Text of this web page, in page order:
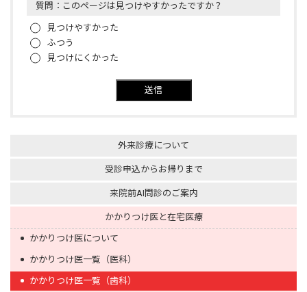
質問：このページは見つけやすかったですか？
見つけやすかった
ふつう
見つけにくかった
送信
外来診療について
受診申込からお帰りまで
来院前AI問診のご案内
かかりつけ医と在宅医療
かかりつけ医について
かかりつけ医一覧（医科）
かかりつけ医一覧（歯科）